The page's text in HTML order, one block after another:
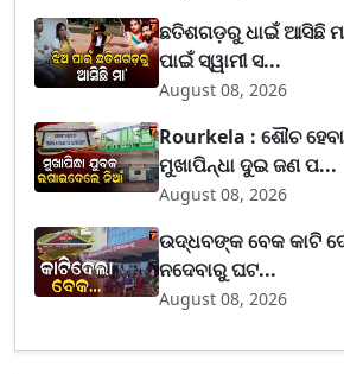
ଛତିଶଗଡ଼ରୁ ଧାଇଁ ଆସିଛି
ପାଇଁ ସ୍ୱାମୀ ସ...
August 08, 2026
Rourkela : ଶୌଚ
ମୁଖାପିନ୍ଧା ଦୁଇ ଜଣ ପ...
August 08, 2026
ଉଦ୍ଧବଙ୍କ ବେକ କାଟି
ନଦେବାରୁ ଘଟ...
August 08, 2026